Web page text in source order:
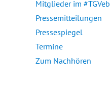
Mitglieder im #TGVeb
Pressemitteilungen
Pressespiegel
Termine
Zum Nachhören